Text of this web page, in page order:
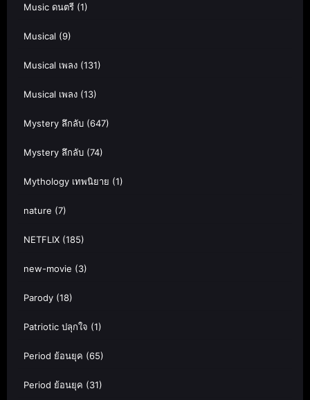
Music ดนตรี (1)
Musical (9)
Musical เพลง (131)
Musical เพลง (13)
Mystery ลึกลับ (647)
Mystery ลึกลับ (74)
Mythology เทพนิยาย (1)
nature (7)
NETFLIX (185)
new-movie (3)
Parody (18)
Patriotic ปลุกใจ (1)
Period ย้อนยุค (65)
Period ย้อนยุค (31)